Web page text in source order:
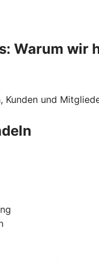
Warum wir
Kunden und